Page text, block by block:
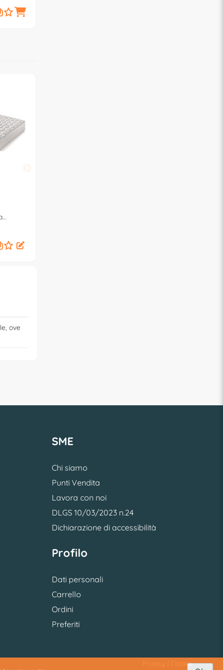
ove
SME
Chi siamo
Punti Vendita
Lavora con noi
DLGS 10/03/2023 n.24
Dichiarazione di accessibilità
Profilo
Dati personali
Carrello
Ordini
Preferiti
Cookie